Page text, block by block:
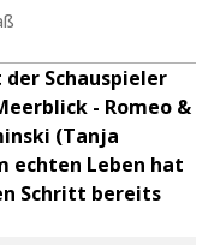
Schauspieler
- Romeo &
(Tanja
echten Leben hat
Schritt bereits